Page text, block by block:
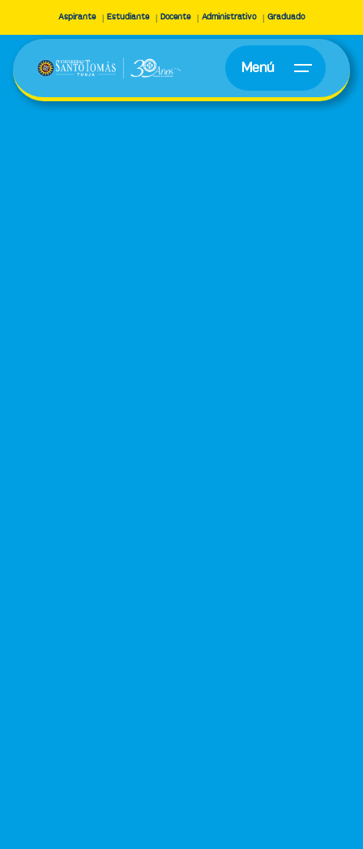
Aspirante Estudiante Docente Administrativo Graduado
Menú